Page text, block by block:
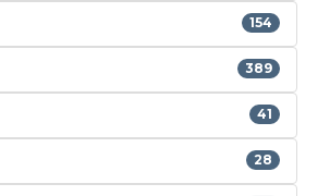
154
389
41
28